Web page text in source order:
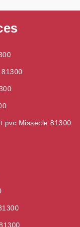
pvc Missecle 81300